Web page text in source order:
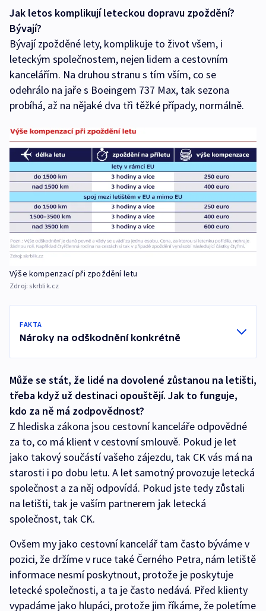
Jak letos komplikují leteckou dopravu zpoždění?
Bývají?
Bývají zpožděné lety, komplikuje to život všem, i
leteckým společnostem, nejen lidem a cestovním
kancelářím. Na druhou stranu s tím vším, co se
odehrálo na jaře s Boeingem 737 Max, tak sezona
probíhá, až na nějaké dva tři těžké případy, normálně.
Výše kompenzací při zpoždění letu
Zdroj: skrblik.cz
FAKTA
Nároky na odškodnění konkrétně
Může se stát, že lidé na dovolené zůstanou na letišti,
třeba když už destinaci opouštějí. Jak to funguje,
kdo za ně má zodpovědnost?
Z hlediska zákona jsou cestovní kanceláře odpovědné
za to, co má klient v cestovní smlouvě. Pokud je let
jako takový součástí vašeho zájezdu, tak CK vás má na
starosti i po dobu letu. A let samotný provozuje letecká
společnost a za něj odpovídá. Pokud jste tedy zůstali
na letišti, tak je vaším partnerem jak letecká
společnost, tak CK.
Ovšem my jako cestovní kancelář tam často býváme v
pozici, že držíme v ruce také Černého Petra, nám letiště
informace nesmí poskytnout, protože je poskytuje
letecké společnosti, a ta je často nedává. Před klienty
vypadáme jako hlupáci, protože jim říkáme, že poletíme